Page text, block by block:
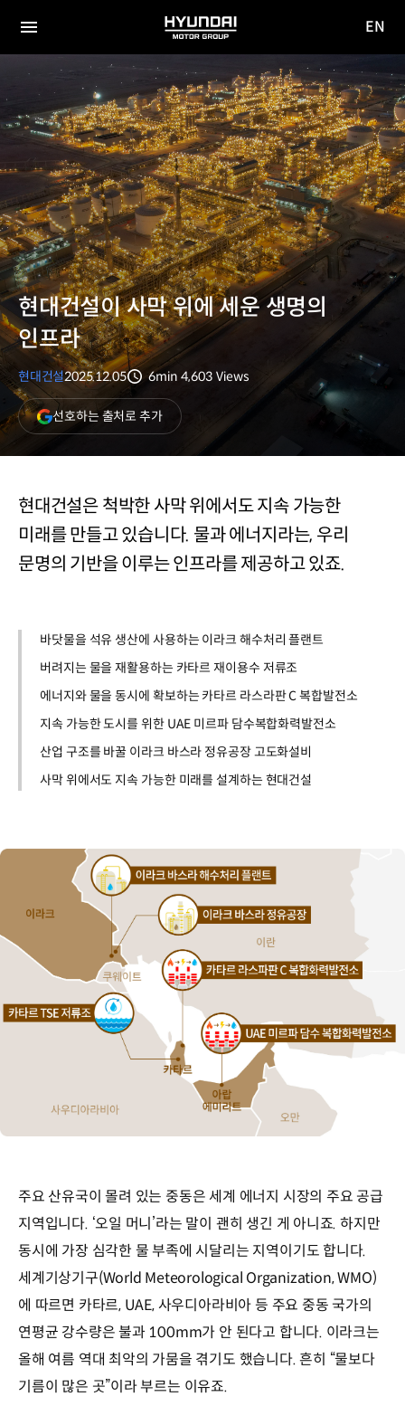
전체
메뉴
HYUNDAI
MOTOR
GROUP
이동
EN
현대건설이 사막 위에 세운 생명의
인프라
현대건설2025.12.05
6min 4,603 Views
선호하는 출처로 추가(새
창
열림)
현대건설은 척박한 사막 위에서도 지속 가능한
미래를 만들고 있습니다. 물과 에너지라는, 우리
문명의 기반을 이루는 인프라를 제공하고 있죠.
바닷물을 석유 생산에 사용하는 이라크 해수처리 플랜트
버려지는 물을 재활용하는 카타르 재이용수 저류조
에너지와 물을 동시에 확보하는 카타르 라스라판 C 복합발전소
지속 가능한 도시를 위한 UAE 미르파 담수복합화력발전소
산업 구조를 바꿀 이라크 바스라 정유공장 고도화설비
사막 위에서도 지속 가능한 미래를 설계하는 현대건설
플랜트
이라크
쿠웨이트
이라크
바스라
정유공장
이란
카타르
주요 산유국이 몰려 있는 중동은 세계 에너지 시장의 주요 공급
지역입니다. ‘오일 머니’라는 말이 괜히 생긴 게 아니죠. 하지만
동시에 가장 심각한 물 부족에 시달리는 지역이기도 합니다.
세계기상기구(World Meteorological Organization, WMO)
에 따르면 카타르, UAE, 사우디아라비아 등 주요 중동 국가의
연평균 강수량은 불과 100mm가 안 된다고 합니다. 이라크는
올해 여름 역대 최악의 가뭄을 겪기도 했습니다. 흔히 “물보다
기름이 많은 곳”이라 부르는 이유죠.